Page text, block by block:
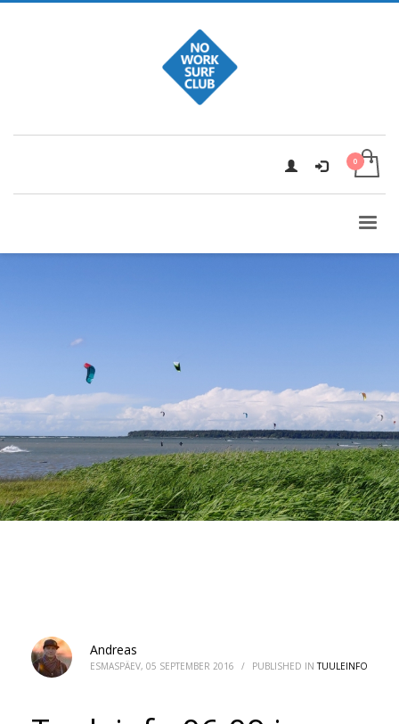
Andreas
ESMASPÄEV, 05 SEPTEMBER 2016 / PUBLISHED INTUULEINFO